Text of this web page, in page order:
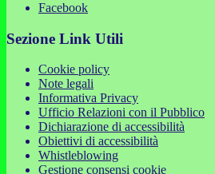
Facebook
Sezione Link Utili
Cookie policy
Note legali
Informativa Privacy
Ufficio Relazioni con il Pubblico
Dichiarazione di accessibilità
Obiettivi di accessibilità
Whistleblowing
Gestione consensi cookie